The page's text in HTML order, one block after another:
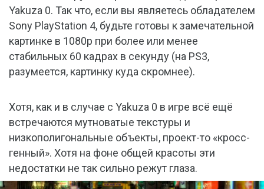
Yakuza 0. Так что, если вы являетесь обладателем
Sony PlayStation 4, будьте готовы к замечательной
картинке в 1080р при более или менее
стабильных 60 кадрах в секунду (на PS3,
разумеется, картинку куда скромнее).
Хотя, как и в случае с Yakuza 0 в игре всё ещё
встречаются мутноватые текстуры и
низкополигональные объекты, проект-то «кросс-
генный». Хотя на фоне общей красоты эти
недостатки не так сильно режут глаза.